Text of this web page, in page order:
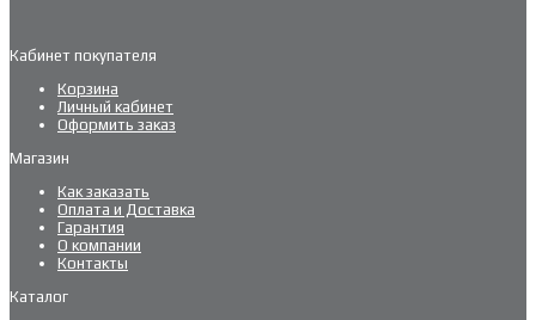
Кабинет покупателя
Корзина
Личный кабинет
Оформить заказ
Магазин
Как заказать
Оплата и Доставка
Гарантия
О компании
Контакты
Каталог